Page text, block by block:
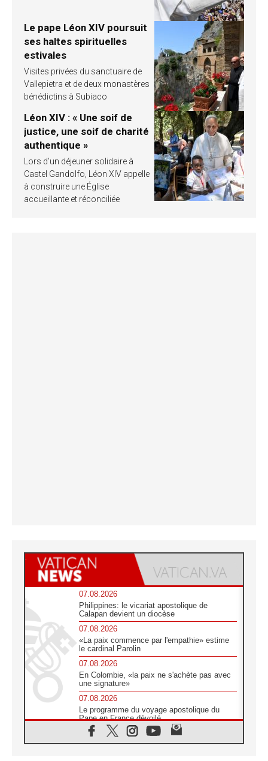
Le pape Léon XIV poursuit
ses haltes spirituelles
estivales
Visites privées du sanctuaire de
Vallepietra et de deux monastères
bénédictins à Subiaco
Léon XIV : « Une soif de
justice, une soif de charité
authentique »
Lors d’un déjeuner solidaire à
Castel Gandolfo, Léon XIV appelle
à construire une Église
accueillante et réconciliée
07.08.2026
Philippines: le vicariat apostolique de
Calapan devient un diocèse
07.08.2026
«La paix commence par l'empathie» estime
le cardinal Parolin
07.08.2026
En Colombie, «la paix ne s'achète pas avec
une signature»
07.08.2026
Le programme du voyage apostolique du
Pape en France dévoilé
07.08.2026
1ère Conférence continentale sur l'éducation